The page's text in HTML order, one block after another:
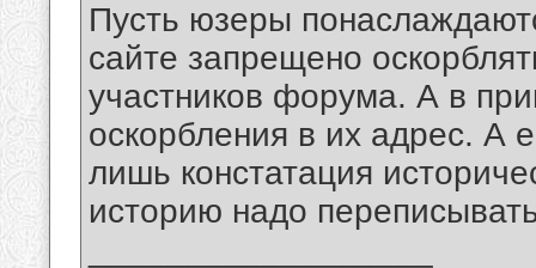
Пусть юзеры
сайте запрещено
участников форума. А в
оскорбления в их адрес. А
лишь констатация
историю надо